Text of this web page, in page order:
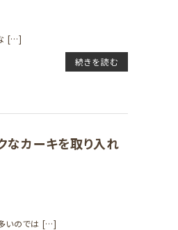
[…]
続きを読む
なカーキを取り入れ
いのでは […]